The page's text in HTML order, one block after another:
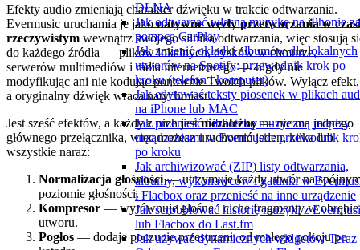
DLNA
Jak odtwarzać własną muzykę na iPhonie za
pomocą CarPlay
Jak zmienić okładki albumów dla lokalnych
utworów na Spotify: przewodnik krok po
kroku (telefon i komputer)
Jak edytować teksty piosenek w plikach
na iPhone lub MAC
Jak przenieść bibliotekę muzyczną między
urządzeniami w Evermusic: przewodnik
po kroku
Jak archiwizować (ZIP) listy odtwarzania,
albumy, wykonawców i gatunki w
i Flacbox oraz przenieść na inne urządzenie
Jak scrobblować historię muzyki z
lub Flacbox do Last.fm
Jak używać dynamicznych widgetów Teraz
Efekty audio zmieniają charakter dźwięku w trakcie odtwarzania.
Evermusic uruchamia je jakonatywne węzły przetwarzania w
rzeczywistym wewnątrz swojego silnika odtwarzania, więc stosują
do każdego źródła — plików lokalnych, dysków w chmurze,
serwerów multimediów i radia internetowego — nigdy nie
modyfikując ani nie kodując ponownie Twoich plików. Wyłącz efekt,
a oryginalny dźwięk wraca natychmiast.
Jest sześć efektów, a każdy z nich jestniezależny— nie ma jednego
głównego przełącznika, więc możesz uruchomić jeden, kilka lub
wszystkie naraz:
Normalizacja głośności— utrzymuje każdy utwór na
poziomie głośności.
Kompresor — wyrównuje głośne i ciche fragmenty w obrębie
utworu.
Pogłos — dodaje poczucie przestrzeni, od małego pokoju po